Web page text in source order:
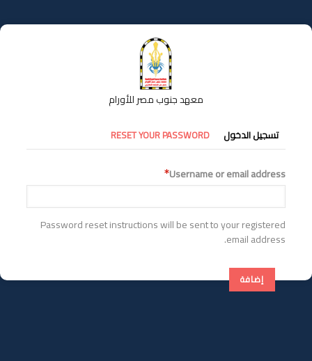
إلى
المحتوى
معهد جنوب مصر للأورام
التبويبات
الأساسية
تسجيل الدخول RESET YOUR PASSWORD
Username or email address
Password reset instructions will be sent to your registered
email address.